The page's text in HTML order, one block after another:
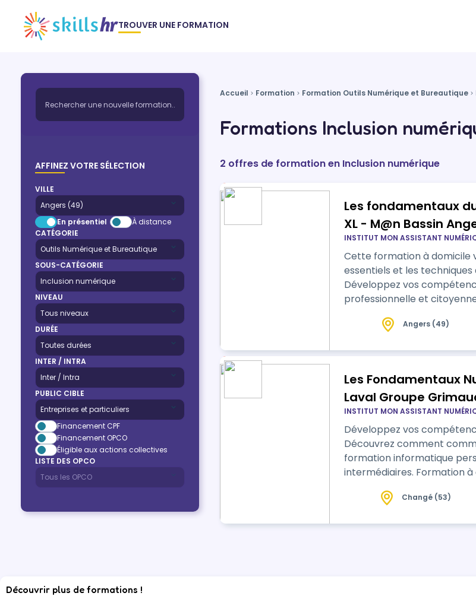
TROUVER UNE FORMATION
AFFINEZ VOTRE SÉLECTION
VILLE
En présentiel
À distance
CATÉGORIE
SOUS-CATÉGORIE
NIVEAU
DURÉE
INTER / INTRA
PUBLIC CIBLE
Financement CPF
Financement OPCO
Éligible aux actions collectives
LISTE DES OPCO
Accueil Formation Formation Outils Numérique et Bureautique
Formations Inclusion
2 offres de formation en Inclusion numérique
Les fondamentaux
XL - M@n Bassin
INSTITUT MON ASSISTANT
Cette formation à domicile
essentiels et les
Développez vos
professionnelle et
Angers (49)
Les Fondamentaux
Laval Groupe
INSTITUT MON ASSISTANT
Développez vos
Découvrez comment
formation informatique
intermédiaires. Formation
Changé (53)
Découvrir plus de formations !